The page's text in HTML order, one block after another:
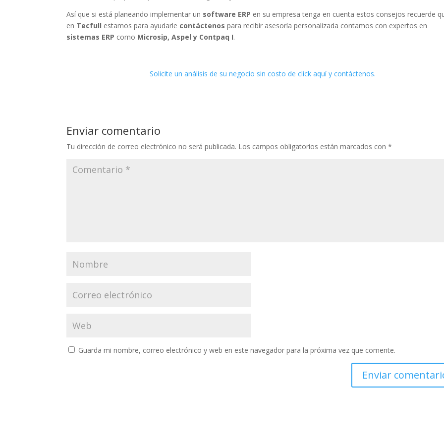
Así que si está planeando implementar un software ERP en su empresa tenga en cuenta estos consejos recuerde
en Tecfull estamos para ayudarle contáctenos para recibir asesoría personalizada contamos con expertos en
sistemas ERP como Microsip, Aspel y Contpaq I.
Solicite un análisis de su negocio sin costo de click aquí y contáctenos.
Enviar comentario
Tu dirección de correo electrónico no será publicada. Los campos obligatorios están marcados con*
Guarda mi nombre, correo electrónico y web en este navegador para la próxima vez que comente.